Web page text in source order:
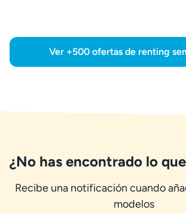
Ver +500 ofertas de renting
¿No has encontrado lo
Recibe una notificación cuando
modelos